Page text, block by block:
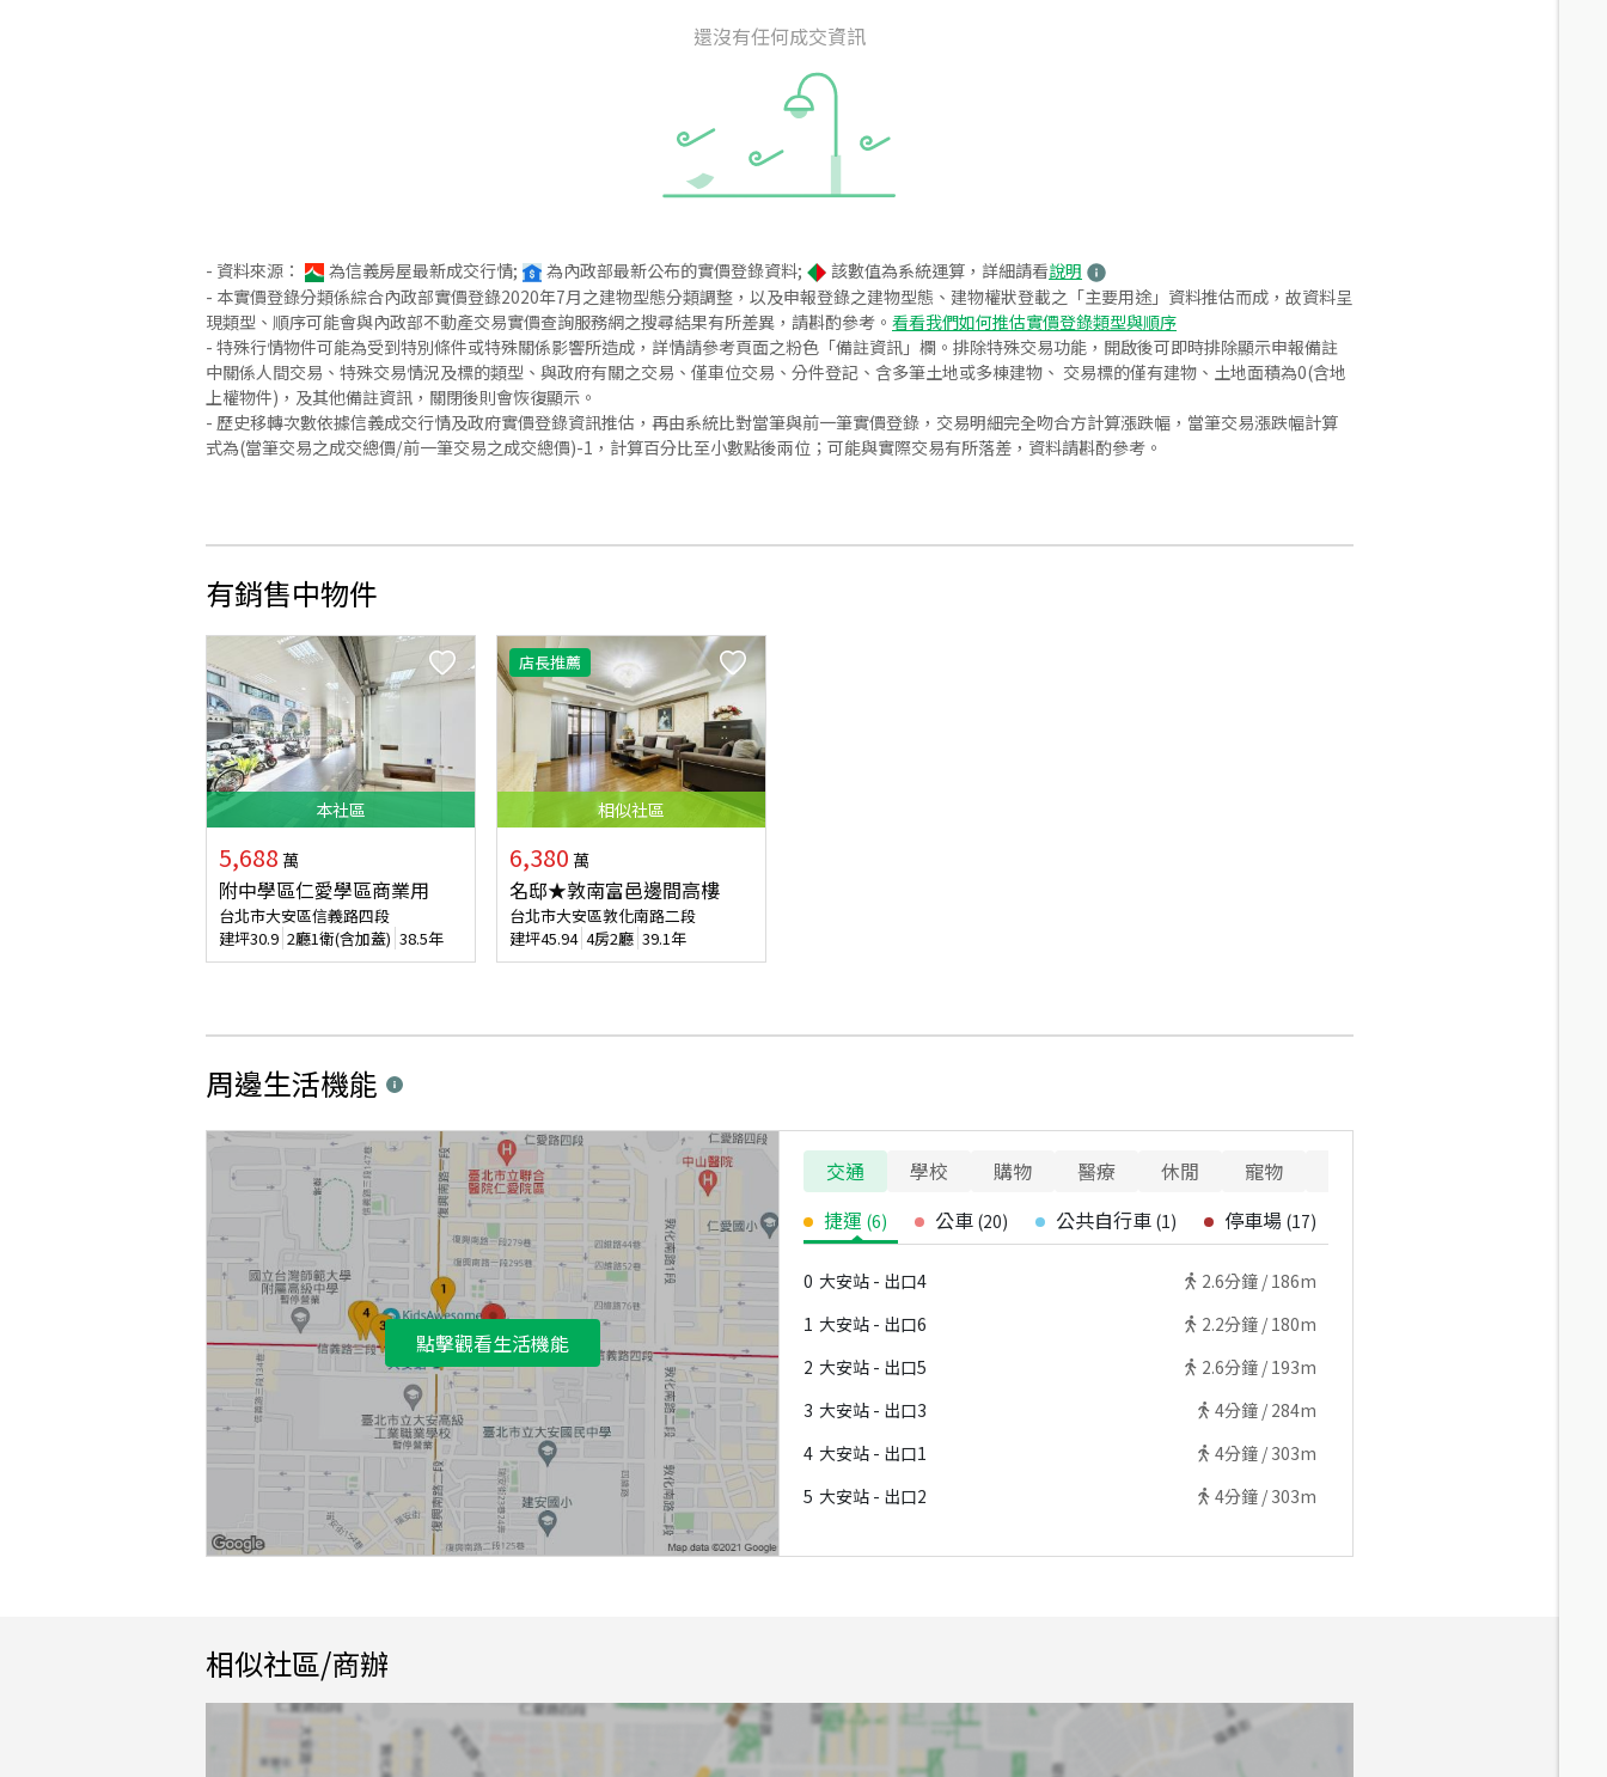
還沒有任何成交資訊
- 資料來源： 為信義房屋最新成交行情; 為內政部最新公布的實價登錄資料; 該數值為系統運算，詳細請看說明
- 本實價登錄分類係綜合內政部實價登錄2020年7月之建物型態分類調整，以及申報登錄之建物型態、建物權狀登載之「主要用途」資料推估而成，故資料呈
現類型、順序可能會與內政部不動產交易實價查詢服務網之搜尋結果有所差異，請斟酌參考。 看看我們如何推估實價登錄類型與順序
- 特殊行情物件可能為受到特別條件或特殊關係影響所造成，詳情請參考頁面之粉色「備註資訊」欄。排除特殊交易功能，開啟後可即時排除顯示申報備註
中關係人間交易、特殊交易情況及標的類型、與政府有關之交易、僅車位交易、分件登記、含多筆土地或多棟建物、 交易標的僅有建物、土地面積為0(含地
上權物件)，及其他備註資訊，關閉後則會恢復顯示。
- 歷史移轉次數依據信義成交行情及政府實價登錄資訊推估，再由系統比對當筆與前一筆實價登錄，交易明細完全吻合方計算漲跌幅，當筆交易漲跌幅計算
式為(當筆交易之成交總價/前一筆交易之成交總價)-1，計算百分比至小數點後兩位；可能與實際交易有所落差，資料請斟酌參考。
有銷售中物件
本社區
5,688 萬
附中學區仁愛學區商業用
台北市大安區信義路四段
建坪30.9 2廳1衛(含加蓋) 38.5年
店長推薦
相似社區
6,380 萬
名邸★敦南富邑邊間高樓
台北市大安區敦化南路二段
建坪45.94 4房2廳 39.1年
周邊生活機能
點擊觀看生活機能
交通 學校 購物 醫療 休閒 寵物
捷運 (6) 公車 (20) 公共自行車 (1) 停車場 (17)
0 大安站 - 出口4 2.6分鐘 / 186m
1 大安站 - 出口6 2.2分鐘 / 180m
2 大安站 - 出口5 2.6分鐘 / 193m
3 大安站 - 出口3 4分鐘 / 284m
4 大安站 - 出口1 4分鐘 / 303m
5 大安站 - 出口2 4分鐘 / 303m
相似社區/商辦